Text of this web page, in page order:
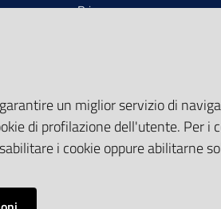
Privacy
Sito accessibile
un miglior servizio di
di profilazione dell'utente. Per i
i cookie oppure abilitarne